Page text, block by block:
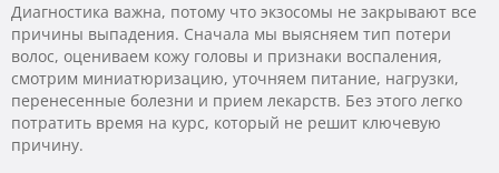
Диагностика важна, потому что экзосомы не закрывают все
причины выпадения. Сначала мы выясняем тип потери
волос, оцениваем кожу головы и признаки воспаления,
смотрим миниатюризацию, уточняем питание, нагрузки,
перенесенные болезни и прием лекарств. Без этого легко
потратить время на курс, который не решит ключевую
причину.